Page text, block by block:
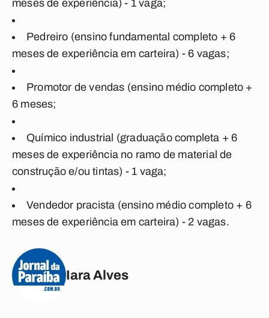
meses de experiência) - 1 vaga;
Pedreiro (ensino fundamental completo + 6
meses de experiência em carteira) - 6 vagas;
Promotor de vendas (ensino médio completo +
6 meses;
Químico industrial (graduação completa + 6
meses de experiência no ramo de material de
construção e/ou tintas) - 1 vaga;
Vendedor pracista (ensino médio completo + 6
meses de experiência em carteira) - 2 vagas.
Iara Alves